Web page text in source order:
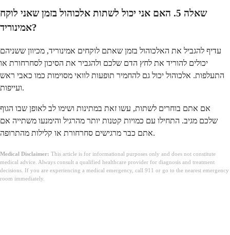
שאלה 5. האם אני יכול לשתות אלכוהול בזמן שאני לוקח
אמינוריד?
עדיף להגביל את האלכוהול בזמן שאתם לוקחים אמינוריד, מכיוון ששניהם
יכולים להוריד את לחץ הדם שלכם ולהגביר את הסיכון לסחרחורת או
התעלפות. אלכוהול יכול גם להחמיר תופעות לוואי מסוימות כמו כאבי ראש
ועייפות.
אם אתם בוחרים לשתות, עשו זאת במתינות ושימו לב לאופן שבו הגוף
שלכם מגיב. התחילו עם כמויות קטנות יותר מהרגיל והימנעו משתייה אם
אתם כבר מרגישים סחרחורת או קלילות מהתרופה.
Medical Disclaimer: This article is for informational purposes only and does not constitute
medical advice. Always consult a qualified healthcare provider for diagnosis and treatment
decisions. If you are experiencing a medical emergency, call 911 or go to the nearest emergency
room immediately.